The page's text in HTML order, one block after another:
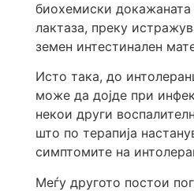
биохемиски докажаната
лактаза, преку
земен интестинален
Исто така, до
може да дојде при
некои други
што по терапија
симптомите на
Меѓу другото постои